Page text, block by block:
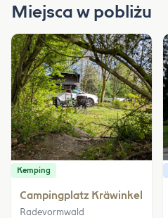
Miejsca w pobliżu
Kemping
Campingplatz Kräwinkel
Radevormwald